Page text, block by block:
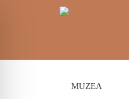
MUZEA